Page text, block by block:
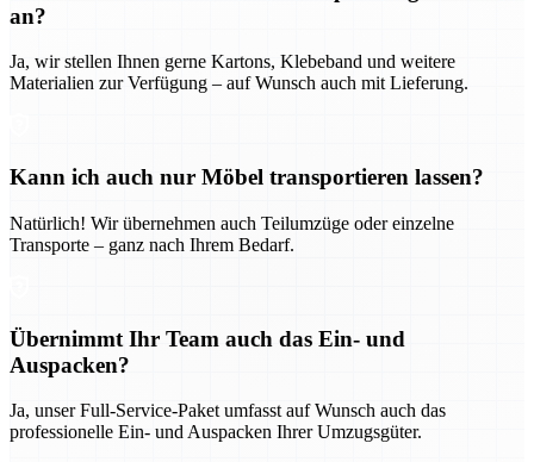
an?
Ja, wir stellen Ihnen gerne Kartons, Klebeband und weitere
Materialien zur Verfügung – auf Wunsch auch mit Lieferung.
Kann ich auch nur Möbel transportieren lassen?
Natürlich! Wir übernehmen auch Teilumzüge oder einzelne
Transporte – ganz nach Ihrem Bedarf.
Übernimmt Ihr Team auch das Ein- und
Auspacken?
Ja, unser Full-Service-Paket umfasst auf Wunsch auch das
professionelle Ein- und Auspacken Ihrer Umzugsgüter.